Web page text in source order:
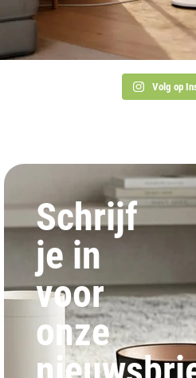
Volg op
Schrijf
je in
voor
onze